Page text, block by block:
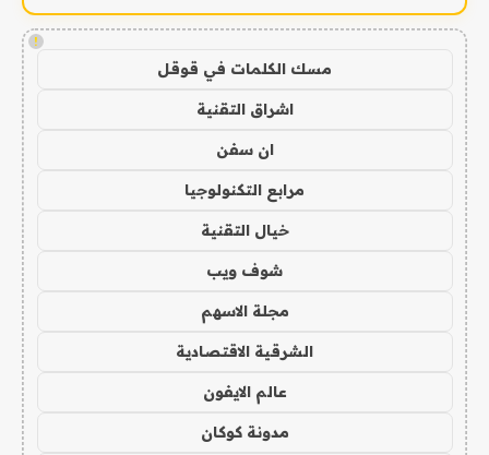
!
مسك الكلمات في قوقل
اشراق التقنية
ان سفن
مرابع التكنولوجيا
خيال التقنية
شوف ويب
مجلة الاسهم
الشرقية الاقتصادية
عالم الايفون
مدونة كوكان